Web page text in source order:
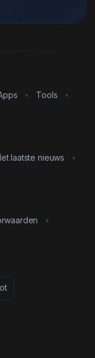
• Tools
•
laatste nieuws
•
•